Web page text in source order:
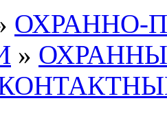
ОХРАННО-
»